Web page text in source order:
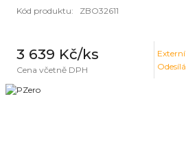
Kód produktu: ZBO32611
3 639 Kč/ks
Cena včetně DPH